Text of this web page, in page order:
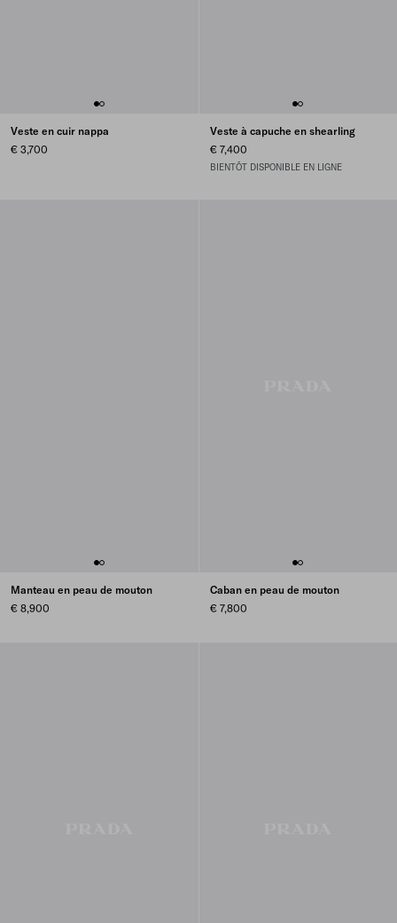
Veste en cuir nappa
€ 3,700
Veste à capuche en shearling
€ 7,400
BIENTÔT DISPONIBLE EN LIGNE
Manteau en peau de mouton
€ 8,900
Caban en peau de mouton
€ 7,800